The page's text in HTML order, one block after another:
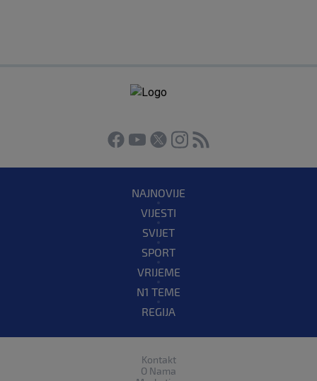
NAJNOVIJE
VIJESTI
SVIJET
SPORT
VRIJEME
N1 TEME
REGIJA
Kontakt
O Nama